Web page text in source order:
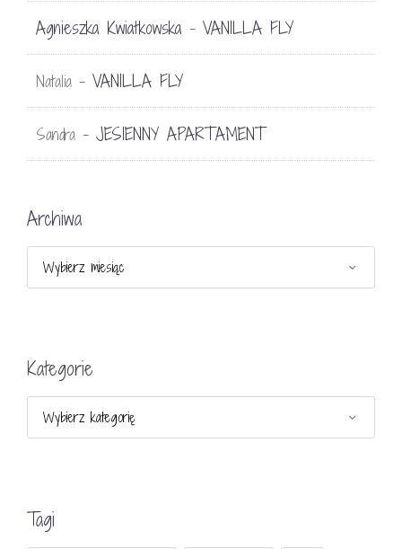
Agnieszka Kwiatkowska - VANILLA FLY
Natalia - VANILLA FLY
Sandra - JESIENNY APARTAMENT
Archiwa
Kategorie
Tagi